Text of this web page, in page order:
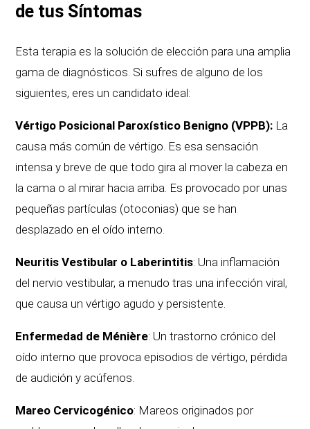
de tus Síntomas
Esta terapia es la solución de elección para una amplia
gama de diagnósticos. Si sufres de alguno de los
siguientes, eres un candidato ideal:
Vértigo Posicional Paroxístico Benigno (VPPB): La
causa más común de vértigo. Es esa sensación
intensa y breve de que todo gira al mover la cabeza en
la cama o al mirar hacia arriba. Es provocado por unas
pequeñas partículas (otoconias) que se han
desplazado en el oído interno.
Neuritis Vestibular o Laberintitis: Una inflamación
del nervio vestibular, a menudo tras una infección viral,
que causa un vértigo agudo y persistente.
Enfermedad de Ménière: Un trastorno crónico del
oído interno que provoca episodios de vértigo, pérdida
de audición y acúfenos.
Mareo Cervicogénico: Mareos originados por